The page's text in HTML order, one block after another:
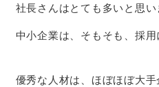
社長さんはとても多いと思い
中小企業は、そもそも、採用
優秀な人材は、ほぼほぼ大手